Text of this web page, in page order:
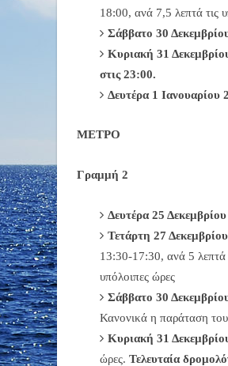
18:00, ανά 7,5 λεπτά τις
Σάββατο 30
Κυριακή 31
στις 23:00.
Δευτέρα 1 Ιανουαρίου
ΜΕΤΡΟ
Γραμμή 2
Δευτέρα 25
Τετάρτη 27
13:30-17:30, ανά 5 λεπτά
υπόλοιπες ώρες
Σάββατο 30
Κανονικά η παράταση
Κυριακή 31
ώρες. Τελευταία